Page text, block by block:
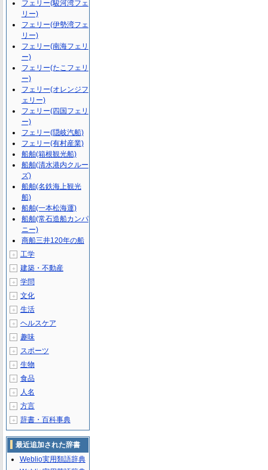
フェリー(駿河湾フェ
リー)
フェリー(伊勢湾フェ
リー)
フェリー(南海フェリ
ー)
フェリー(たこフェリ
ー)
フェリー(オレンジフ
ェリー)
フェリー(四国フェリ
ー)
フェリー(隠岐汽船)
フェリー(有村産業)
船舶(箱根観光船)
船舶(清水港内クルー
ズ)
船舶(名鉄海上観光
船)
船舶(一本松海運)
船舶(常石造船カンパ
ニー)
商船三井120年の船
＋ 工学
＋ 建築・不動産
＋ 学問
＋ 文化
＋ 生活
＋ ヘルスケア
＋ 趣味
＋ スポーツ
＋ 生物
＋ 食品
＋ 人名
＋ 方言
＋ 辞書・百科事典
最近追加された辞書
Weblio実用類語辞典